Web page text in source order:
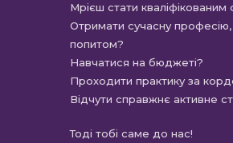
Мрієш стати кваліфікованим
Отримати сучасну професію,
попитом?
Навчатися на бюджеті?
Проходити практику за
Відчути справжнє активне
Тоді тобі саме до нас!